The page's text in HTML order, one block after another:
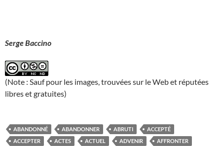
Serge Baccino
(Note : Sauf pour les images, trouvées sur le Web et réputées
libres et gratuites)
ABANDONNÉ ABANDONNER ABRUTI
ACCEPTÉ
ACCEPTER
ACTES ACTUEL ADVENIR
AFFRONTER